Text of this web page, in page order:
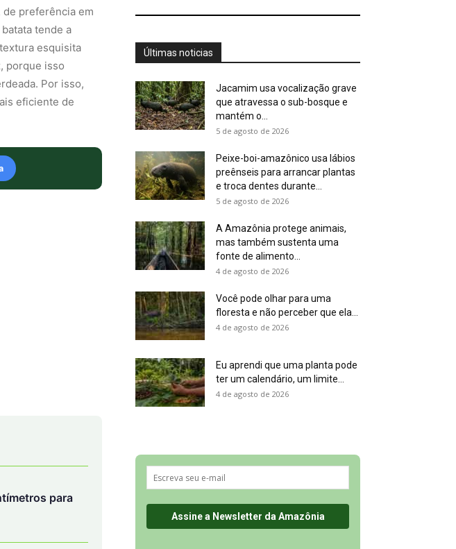
de preferência em
tende a
esquisita
porque isso
Por isso,
eficiente de
para
Últimas noticias
Jacamim usa vocalização grave
que atravessa o sub-bosque e
mantém o...
5 de agosto de 2026
Peixe-boi-amazônico usa lábios
preênseis para arrancar plantas
e troca dentes durante...
5 de agosto de 2026
A Amazônia protege animais,
mas também sustenta uma
fonte de alimento...
4 de agosto de 2026
Você pode olhar para uma
floresta e não perceber que ela...
4 de agosto de 2026
Eu aprendi que uma planta pode
ter um calendário, um limite...
4 de agosto de 2026